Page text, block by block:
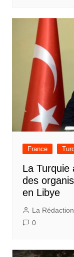
France
La Turquie
des
en Libye
La
0